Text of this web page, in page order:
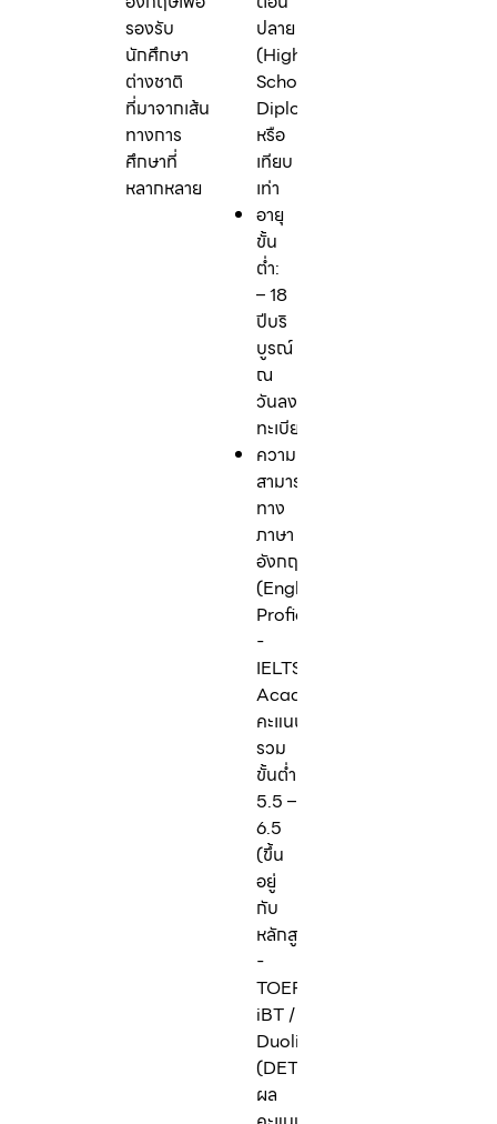
รองรับ
นักศึกษา
ต่างชาติ
ที่มาจากเส้น
ทางการ
ศึกษาที่
หลากหลาย
ปลาย
(High
School
Diploma)
หรือ
เทียบ
เท่า
อายุ
ขั้น
ต่ำ:
– 18
ปีบริ
บูรณ์
ณ
วันลง
ทะเบียน
ความ
สามารถ
ทาง
ภาษา
อังกฤษ
(English
Proficiency):
-
IELTS
Academic:
คะแนน
รวม
ขั้นต่ำ
5.5 –
6.5
(ขึ้น
อยู่
กับ
หลักสูตร)
-
TOEFL
iBT /
Duolingo
(DET):
ผล